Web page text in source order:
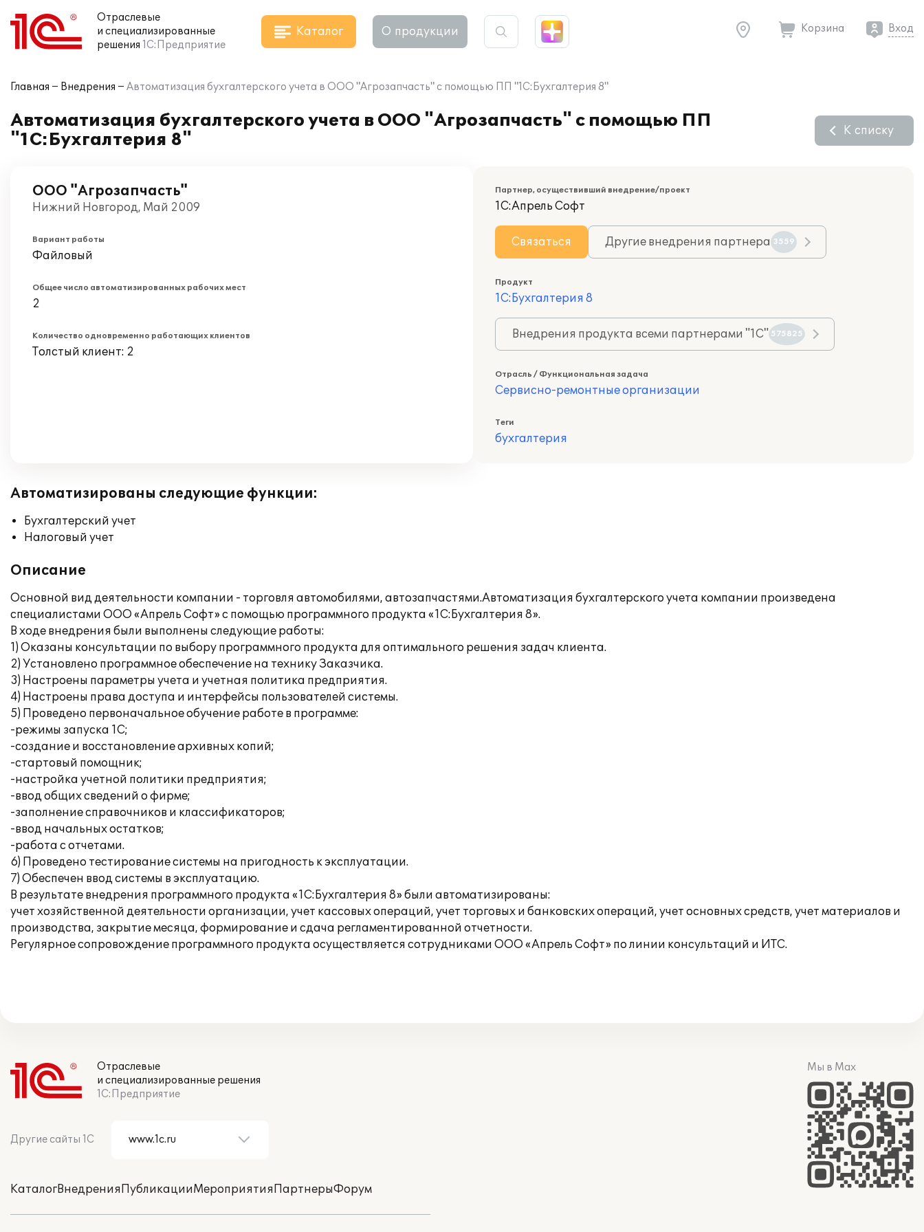
Отраслевые
и специализированные
решения 1С:Предприятие
Каталог О продукции Корзина Вход
Главная Внедрения Автоматизация бухгалтерского учета в ООО "Агрозапчасть" с помощью ПП "1С:Бухгалтерия 8"
Автоматизация бухгалтерского учета в ООО "Агрозапчасть" с помощью ПП
"1С:Бухгалтерия 8"
К списку
ООО "Агрозапчасть"
Нижний Новгород, Май 2009
Вариант работы
Файловый
Общее число автоматизированных рабочих мест
2
Количество одновременно работающих клиентов
Толстый клиент: 2
Партнер, осуществивший внедрение/проект
1С:Апрель Софт
Связаться Другие внедрения партнера 3559
Продукт
1С:Бухгалтерия 8
Внедрения продукта всеми партнерами "1С" 575825
Отрасль / Функциональная задача
Сервисно-ремонтные организации
Теги
бухгалтерия
Автоматизированы следующие функции:
Бухгалтерский учет
Налоговый учет
Описание
Основной вид деятельности компании - торговля автомобилями, автозапчастями.Автоматизация бухгалтерского учета компании произведена
специалистами ООО «Апрель Софт» с помощью программного продукта «1С:Бухгалтерия 8».
В ходе внедрения были выполнены следующие работы:
1) Оказаны консультации по выбору программного продукта для оптимального решения задач клиента.
2) Установлено программное обеспечение на технику Заказчика.
3) Настроены параметры учета и учетная политика предприятия.
4) Настроены права доступа и интерфейсы пользователей системы.
5) Проведено первоначальное обучение работе в программе:
-режимы запуска 1С;
-создание и восстановление архивных копий;
-стартовый помощник;
-настройка учетной политики предприятия;
-ввод общих сведений о фирме;
-заполнение справочников и классификаторов;
-ввод начальных остатков;
-работа с отчетами.
6) Проведено тестирование системы на пригодность к эксплуатации.
7) Обеспечен ввод системы в эксплуатацию.
В результате внедрения программного продукта «1С:Бухгалтерия 8» были автоматизированы:
учет хозяйственной деятельности организации, учет кассовых операций, учет торговых и банковских операций, учет основных средств, учет материалов и
производства, закрытие месяца, формирование и сдача регламентированной отчетности.
Регулярное сопровождение программного продукта осуществляется сотрудниками ООО «Апрель Софт» по линии консультаций и ИТС.
Отраслевые
и специализированные решения
1С:Предприятие
Другие сайты 1С
КаталогВнедренияПубликацииМероприятияПартнерыФорум
Мы в Max